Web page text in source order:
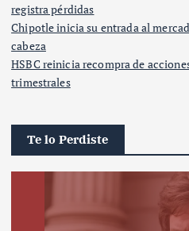
registra pérdidas
Chipotle inicia su entrada al
cabeza
HSBC reinicia recompra de
trimestrales
Te lo Perdiste